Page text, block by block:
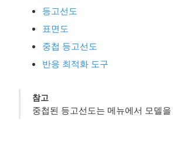
등고선도
표면도
중첩 등고선도
반응 최적화 도구
참고
중첩된 등고선도는 메뉴에서 모델